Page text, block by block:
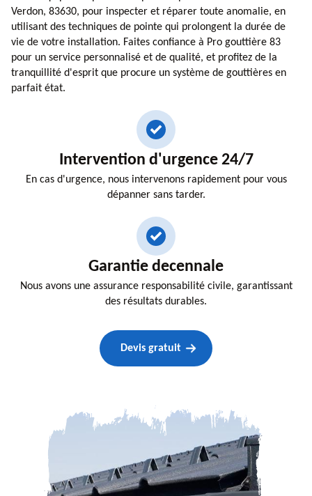
Verdon, 83630, pour inspecter et réparer toute anomalie, en
utilisant des techniques de pointe qui prolongent la durée de
vie de votre installation. Faites confiance à Pro gouttière 83
pour un service personnalisé et de qualité, et profitez de la
tranquillité d'esprit que procure un système de gouttières en
parfait état.
Intervention d'urgence 24/7
En cas d'urgence, nous intervenons rapidement pour vous
dépanner sans tarder.
Garantie decennale
Nous avons une assurance responsabilité civile, garantissant
des résultats durables.
Devis gratuit